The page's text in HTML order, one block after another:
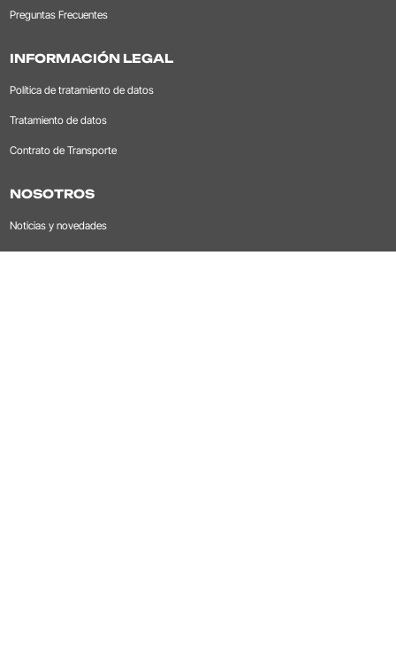
Preguntas Frecuentes
INFORMACIÓN LEGAL
Política de tratamiento de datos
Tratamiento de datos
Contrato de Transporte
NOSOTROS
Noticias y novedades
Trabaja con nosotros